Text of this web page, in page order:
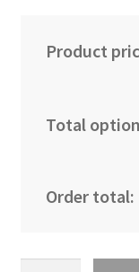
Product
Total
Order total: